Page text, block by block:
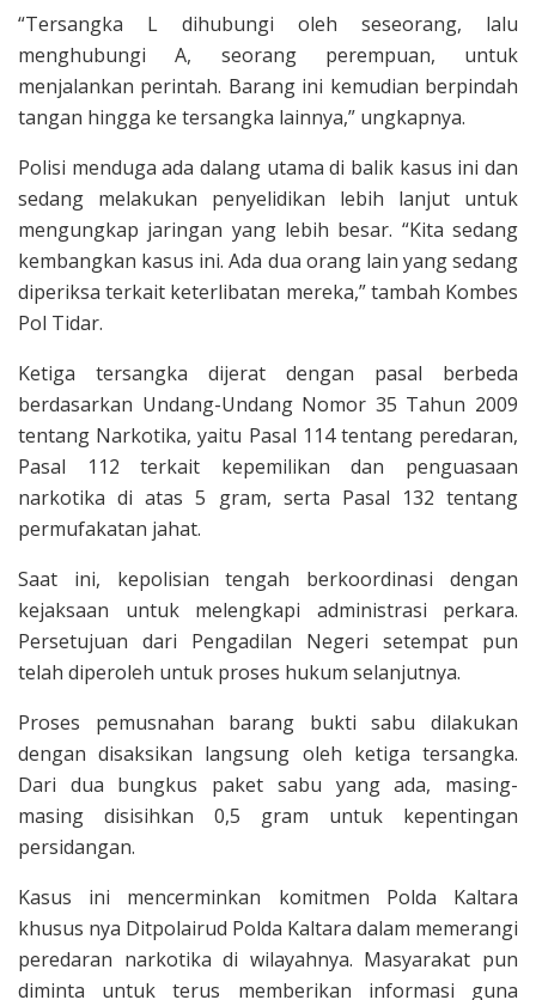
“Tersangka L dihubungi oleh seseorang, lalu
menghubungi A, seorang perempuan, untuk
menjalankan perintah. Barang ini kemudian berpindah
tangan hingga ke tersangka lainnya,” ungkapnya.
Polisi menduga ada dalang utama di balik kasus ini dan
sedang melakukan penyelidikan lebih lanjut untuk
mengungkap jaringan yang lebih besar. “Kita sedang
kembangkan kasus ini. Ada dua orang lain yang sedang
diperiksa terkait keterlibatan mereka,” tambah Kombes
Pol Tidar.
Ketiga tersangka dijerat dengan pasal berbeda
berdasarkan Undang-Undang Nomor 35 Tahun 2009
tentang Narkotika, yaitu Pasal 114 tentang peredaran,
Pasal 112 terkait kepemilikan dan penguasaan
narkotika di atas 5 gram, serta Pasal 132 tentang
permufakatan jahat.
Saat ini, kepolisian tengah berkoordinasi dengan
kejaksaan untuk melengkapi administrasi perkara.
Persetujuan dari Pengadilan Negeri setempat pun
telah diperoleh untuk proses hukum selanjutnya.
Proses pemusnahan barang bukti sabu dilakukan
dengan disaksikan langsung oleh ketiga tersangka.
Dari dua bungkus paket sabu yang ada, masing-
masing disisihkan 0,5 gram untuk kepentingan
persidangan.
Kasus ini mencerminkan komitmen Polda Kaltara
khusus nya Ditpolairud Polda Kaltara dalam memerangi
peredaran narkotika di wilayahnya. Masyarakat pun
diminta untuk terus memberikan informasi guna